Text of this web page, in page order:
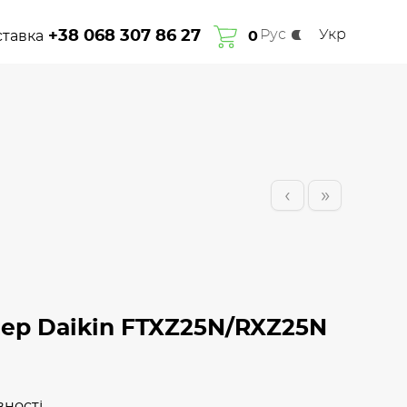
Про насГарантіяСплата та доставка Контакти
+38 068 307 86 27 0 Рус Укр
‹ »
Daikin FTXZ25N/RXZ25N